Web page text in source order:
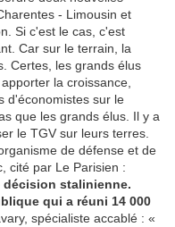
- Limousin et
Si c'est le cas, c'est
Car sur le terrain, la
Certes, les grands élus
la croissance,
d'économistes sur le
que les grands élus. Il y a
le TGV sur leurs terres.
de défense et de
cité par Le Parisien :
décision stalinienne.
qui a réuni 14 000
spécialiste accablé : «